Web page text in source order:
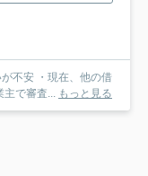
不安 ・現在、他の借
で審査... もっと見る